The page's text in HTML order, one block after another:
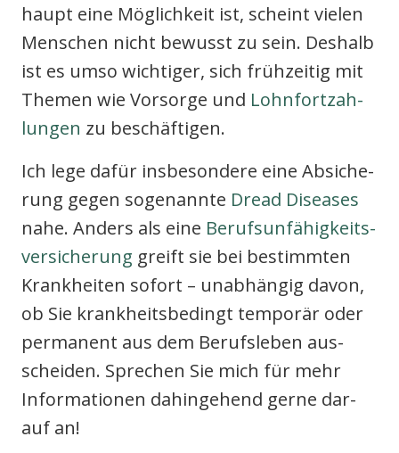
haupt eine Mög­lich­keit ist, scheint vie­len
Men­schen nicht bewusst zu sein. Des­halb
ist es umso wich­ti­ger, sich früh­zei­tig mit
The­men wie Vor­sor­ge und Lohn­fort­zah­
lun­gen zu beschäf­ti­gen.
Ich lege dafür ins­be­son­de­re eine Absi­che­
rung gegen soge­nann­te Dread Dise­a­ses
nahe. Anders als eine Berufs­un­fä­hig­keits­
ver­si­che­rung greift sie bei bestimm­ten
Krank­hei­ten sofort – unab­hän­gig davon,
ob Sie krank­heits­be­dingt tem­po­rär oder
per­ma­nent aus dem Berufs­le­ben aus­
schei­den. Spre­chen Sie mich für mehr
Infor­ma­tio­nen dahin­ge­hend ger­ne dar­
auf an!